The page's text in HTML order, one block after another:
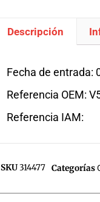
Descripción
Fecha de entrada:
Referencia OEM:
Referencia IAM:
SKU314477 Categorías